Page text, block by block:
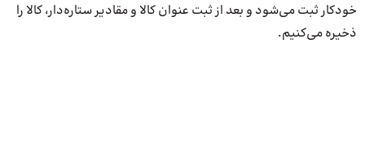
خودکار ثبت می­‌شود و بعد از ثبت عنوان کالا و مقادیر ستاره‌­دار، کالا را
ذخیره می­‌کنیم.